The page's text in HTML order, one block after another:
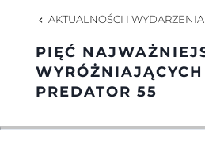
AKTUALNOŚCI I WYDARZENIA
PIĘĆ
PREDATOR 55